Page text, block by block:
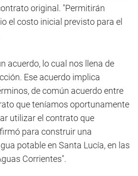
original. "Permitirán
el costo inicial previsto para el
acuerdo, lo cual nos llena de
Ese acuerdo implica
de común acuerdo entre
que teníamos oportunamente
utilizar el contrato que
para construir una
potable en Santa Lucía, en las
Corrientes".